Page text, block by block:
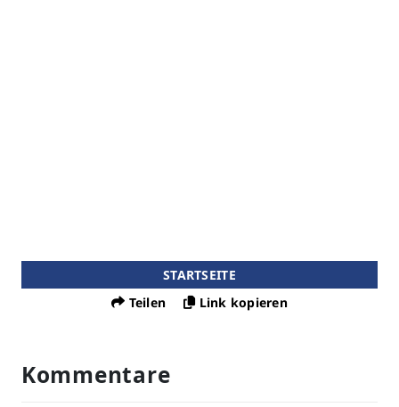
STARTSEITE
Teilen
Link kopieren
Kommentare